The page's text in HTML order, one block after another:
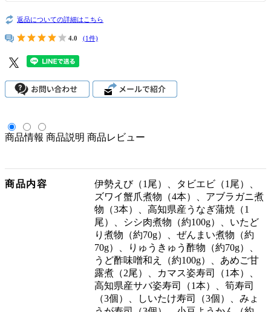
返品についての詳細はこちら
4.0 (1件)
商品情報 商品説明 商品レビュー
商品内容
伊勢えび（1尾）、タビエビ（1尾）、
ズワイ蟹爪煮物（4本）、アブラガニ煮
物（3本）、高知県産うなぎ蒲焼（1
尾）、シシ肉煮物（約100g）、いたど
り煮物（約70g）、ぜんまい煮物（約
70g）、りゅうきゅう酢物（約70g）、
うど酢味噌和え（約100g）、あめご甘
露煮（2尾）、カマス姿寿司（1本）、
高知県産サバ姿寿司（1本）、筍寿司
（3個）、しいたけ寿司（3個）、みょ